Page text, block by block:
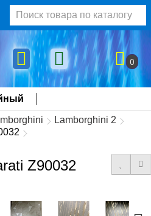
0
Lamborghini 2
Z90032